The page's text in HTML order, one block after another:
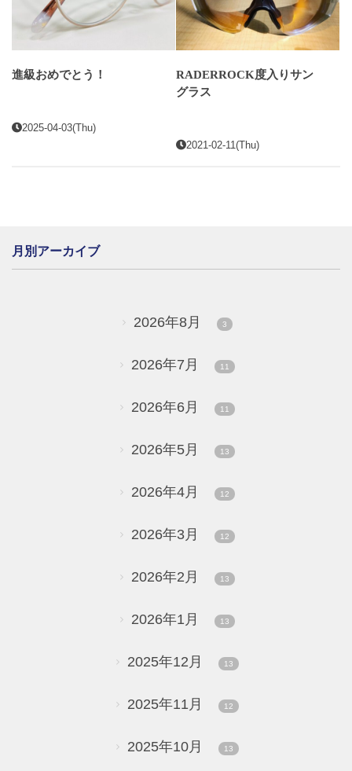
進級おめでとう！
2025-04-03(Thu)
RADERROCK度入りサン
グラス
2021-02-11(Thu)
月別アーカイブ
2026年8月 3
2026年7月 11
2026年6月 11
2026年5月 13
2026年4月 12
2026年3月 12
2026年2月 13
2026年1月 13
2025年12月 13
2025年11月 12
2025年10月 13